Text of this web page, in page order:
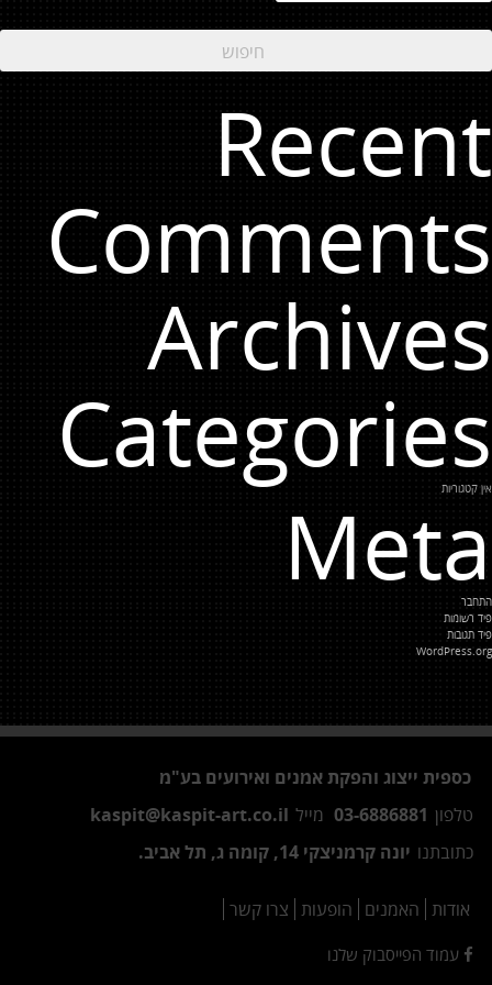
Recent
Comments
Archives
Categories
אין קטגוריות
Meta
התחבר
פיד רשומות
פיד תגובות
WordPress.org
כספית ייצוג והפקת אמנים ואירועים בע"מ
טלפון 03-6886881 מייל kaspit@kaspit-art.co.il
כתובתנו יונה קרמניצקי 14, קומה ג, תל אביב.
אודות האמנים הופעות צרו קשר
עמוד הפייסבוק שלנו